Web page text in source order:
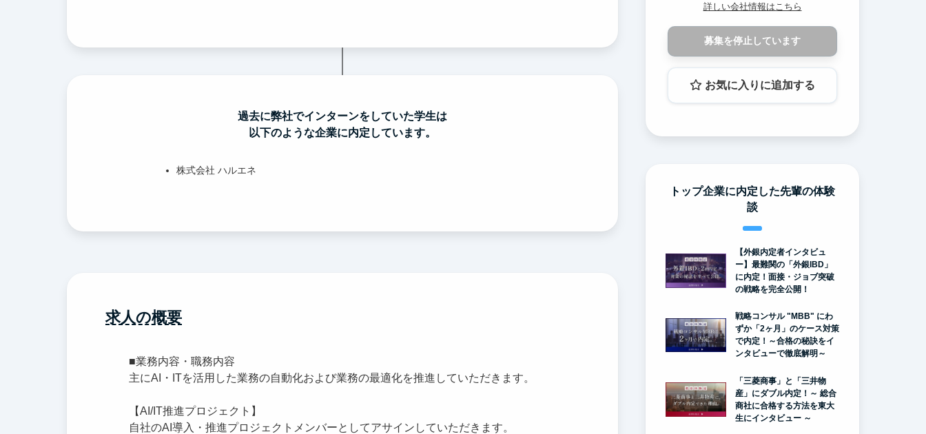
過去に弊社でインターンをしていた学生は
以下のような企業に内定しています。
株式会社 ハルエネ
求人の概要
■業務内容・職務内容
主にAI・ITを活用した業務の自動化および業務の最適化を推進していただきます。
【AI/IT推進プロジェクト】
自社のAI導入・推進プロジェクトメンバーとしてアサインしていただきます。
詳しい会社情報はこちら
募集を停止しています
お気に入りに追加する
トップ企業に内定した先輩の体験
談
【外銀内定者インタビュ
ー】最難関の「外銀IBD」
に内定！面接・ジョブ突破
の戦略を完全公開！
戦略コンサル "MBB" にわ
ずか「2ヶ月」のケース対策
で内定！～合格の秘訣をイ
ンタビューで徹底解明～
「三菱商事」と「三井物
産」にダブル内定！～ 総合
商社に合格する方法を東大
生にインタビュー ～